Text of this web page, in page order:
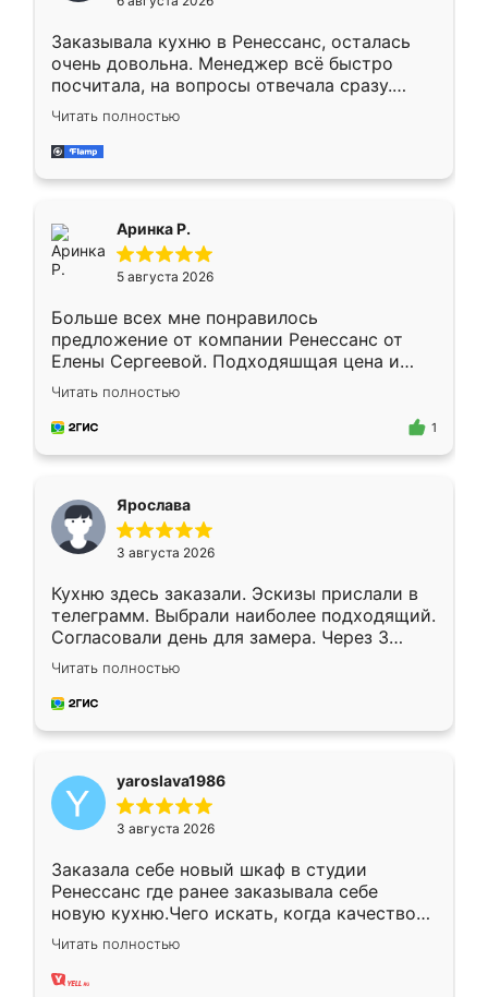
мебели буду заказывать только здесь.
Заказывала кухню в Ренессанс, осталась
очень довольна. Менеджер всё быстро
посчитала, на вопросы отвечала сразу.
Замерщик приехал в субботу, подошёл к
делу со всей ответственностью. Собрали
за день, ребята работали аккуратно, даже
Читать полностью
Аринка Р.
5 августа 2026
Больше всех мне понравилось
предложение от компании Ренессанс от
Елены Сергеевой. Подходяшщая цена и
короткие сроки изготовления. Приехавший
для замера сотрудник Владислав
предложил по моему эскизу самый
Читать полностью
1
Ярослава
3 августа 2026
Кухню здесь заказали. Эскизы прислали в
телеграмм. Выбрали наиболее подходящий.
Согласовали день для замера. Через 3
недели кухня была уже готова. Остались
довольны работой. Спасибо Ренессанс
мебель за качественную работу!
Читать полностью
yaroslava1986
3 августа 2026
Заказала себе новый шкаф в студии
Ренессанс где ранее заказывала себе
новую кухню.Чего искать, когда качеством
вполне довольна. Служит кухня уже почти
два года, нареканий нет.
Читать полностью